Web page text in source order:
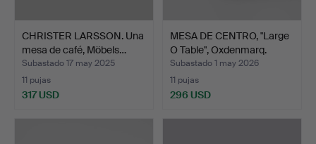
CHRISTER LARSSON. Una
mesa de café, Möbels…
Subastado 17 may 2025
11 pujas
317 USD
MESA DE CENTRO, "Large
O Table", Oxdenmarq.
Subastado 1 may 2026
11 pujas
296 USD